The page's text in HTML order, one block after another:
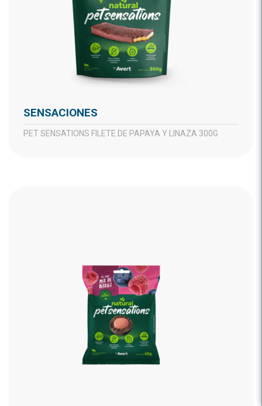
SENSACIONES
PET SENSATIONS FILETE DE PAPAYA Y LINAZA 300G